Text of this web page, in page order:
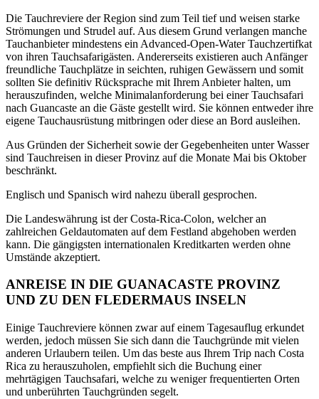
Die Tauchreviere der Region sind zum Teil tief und weisen starke
Strömungen und Strudel auf. Aus diesem Grund verlangen manche
Tauchanbieter mindestens ein Advanced-Open-Water Tauchzertifkat
von ihren Tauchsafarigästen. Andererseits existieren auch Anfänger
freundliche Tauchplätze in seichten, ruhigen Gewässern und somit
sollten Sie definitiv Rücksprache mit Ihrem Anbieter halten, um
herauszufinden, welche Minimalanforderung bei einer Tauchsafari
nach Guancaste an die Gäste gestellt wird. Sie können entweder ihre
eigene Tauchausrüstung mitbringen oder diese an Bord ausleihen.
Aus Gründen der Sicherheit sowie der Gegebenheiten unter Wasser
sind Tauchreisen in dieser Provinz auf die Monate Mai bis Oktober
beschränkt.
Englisch und Spanisch wird nahezu überall gesprochen.
Die Landeswährung ist der Costa-Rica-Colon, welcher an
zahlreichen Geldautomaten auf dem Festland abgehoben werden
kann. Die gängigsten internationalen Kreditkarten werden ohne
Umstände akzeptiert.
ANREISE IN DIE GUANACASTE PROVINZ
UND ZU DEN FLEDERMAUS INSELN
Einige Tauchreviere können zwar auf einem Tagesauflug erkundet
werden, jedoch müssen Sie sich dann die Tauchgründe mit vielen
anderen Urlaubern teilen. Um das beste aus Ihrem Trip nach Costa
Rica zu herauszuholen, empfiehlt sich die Buchung einer
mehrtägigen Tauchsafari, welche zu weniger frequentierten Orten
und unberührten Tauchgründen segelt.